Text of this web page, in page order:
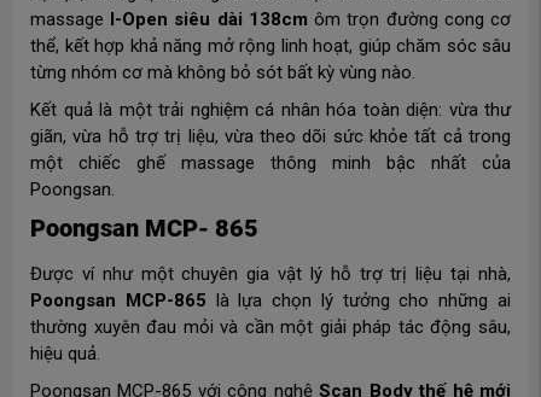
massage I-Open siêu dài 138cm ôm trọn đường cong cơ
thể, kết hợp khả năng mở rộng linh hoạt, giúp chăm sóc sâu
từng nhóm cơ mà không bỏ sót bất kỳ vùng nào.
Kết quả là một trải nghiệm cá nhân hóa toàn diện: vừa thư
giãn, vừa hỗ trợ trị liệu, vừa theo dõi sức khỏe tất cả trong
một chiếc ghế massage thông minh bậc nhất của
Poongsan.
Poongsan MCP- 865
Được ví như một chuyên gia vật lý hỗ trợ trị liệu tại nhà,
Poongsan MCP-865 là lựa chọn lý tưởng cho những ai
thường xuyên đau mỏi và cần một giải pháp tác động sâu,
hiệu quả.
Poongsan MCP-865 với công nghệScan Body thế hệ mới